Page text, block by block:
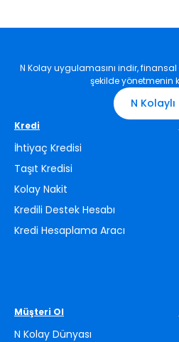
Kredi
İhtiyaç Kredisi
Taşıt Kredisi
Kolay Nakit
Kredili Destek Hesabı
Kredi Hesaplama Aracı
Müşteri Ol
N Kolay Dünyası
N Kolay uygulamasını indir, finansal
şekilde yönetmenin
N Kolaylı